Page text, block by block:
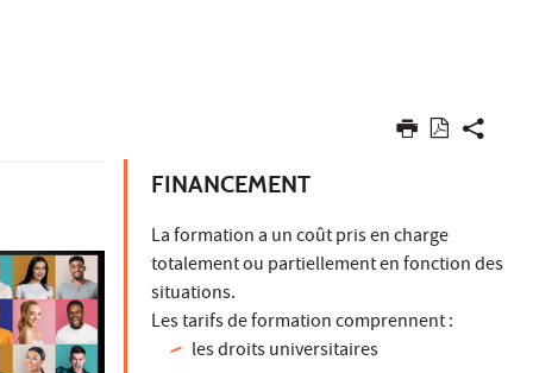
FINANCEMENT
La formation a un coût pris en charge
totalement ou partiellement en fonction des
situations.
Les tarifs de formation comprennent :
les droits universitaires